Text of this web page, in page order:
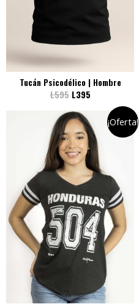
Tucán Psicodélico | Hombre
L595 L395
¡Oferta!